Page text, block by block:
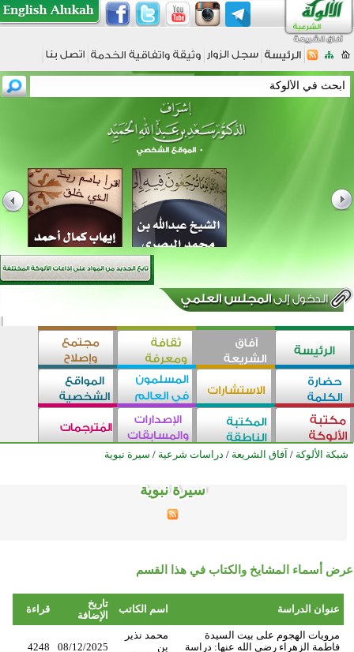
شبكة الألوكة / آفاق الشريعة / دراسات شرعية / سيرة نبوية
سيرة نبوية
سيرة نبوية
سيرة نبوية
سيرة نبوية
سيرة نبوية
سيرة نبوية
سيرة نبوية
سيرة نبوية
سيرة نبوية
سيرة نبوية
سيرة نبوية
سيرة نبوية
سيرة نبوية
سيرة نبوية
سيرة نبوية
سيرة نبوية
سيرة نبوية
سيرة نبوية
سيرة نبوية
سيرة نبوية
سيرة نبوية
سيرة نبوية
سيرة نبوية
سيرة نبوية
سيرة نبوية
عرض أسماء المشايخ والكتاب في هذا القسم
عنوان الدراسة اسم الكاتب
تاريخ
الإضافة
قراءة
مرويات الهجوم على بيت السيدة
فاطمة الزهراء رضي الله عنها: دراسة
محمد نذير
بن
08/12/2025
4248